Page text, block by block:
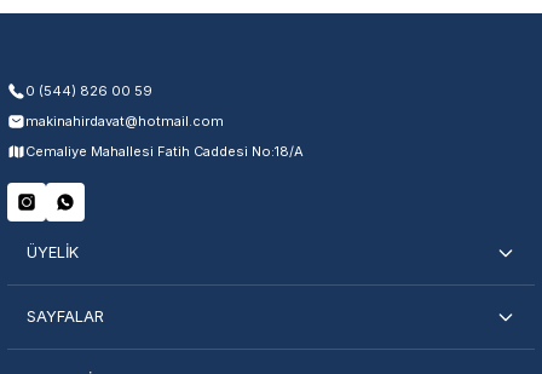
Servisi Nasıl Bulurum?
0 (544) 826 00 59
makinahirdavat@hotmail.com
Cemaliye Mahallesi Fatih Caddesi No:18/A
ÜYELİK
SAYFALAR